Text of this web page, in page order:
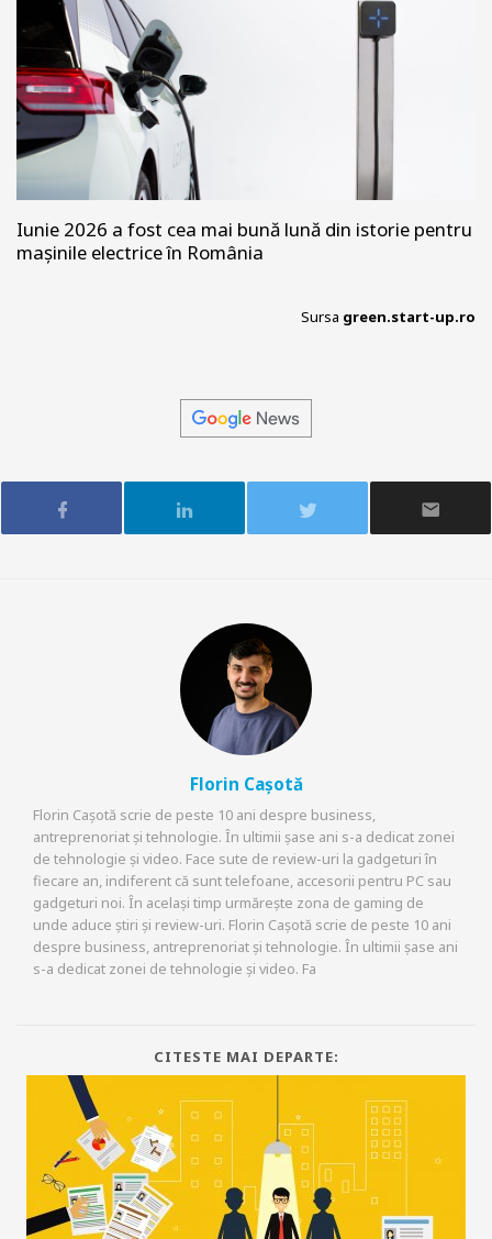
Iunie 2026 a fost cea mai bună lună din istorie pentru
mașinile electrice în România
Sursa green.start-up.ro
Florin Cașotă
Florin Cașotă scrie de peste 10 ani despre business,
antreprenoriat și tehnologie. În ultimii șase ani s-a dedicat zonei
de tehnologie și video. Face sute de review-uri la gadgeturi în
fiecare an, indiferent că sunt telefoane, accesorii pentru PC sau
gadgeturi noi. În același timp urmărește zona de gaming de
unde aduce știri și review-uri. Florin Cașotă scrie de peste 10 ani
despre business, antreprenoriat și tehnologie. În ultimii șase ani
s-a dedicat zonei de tehnologie și video. Fa
CITESTE MAI DEPARTE: